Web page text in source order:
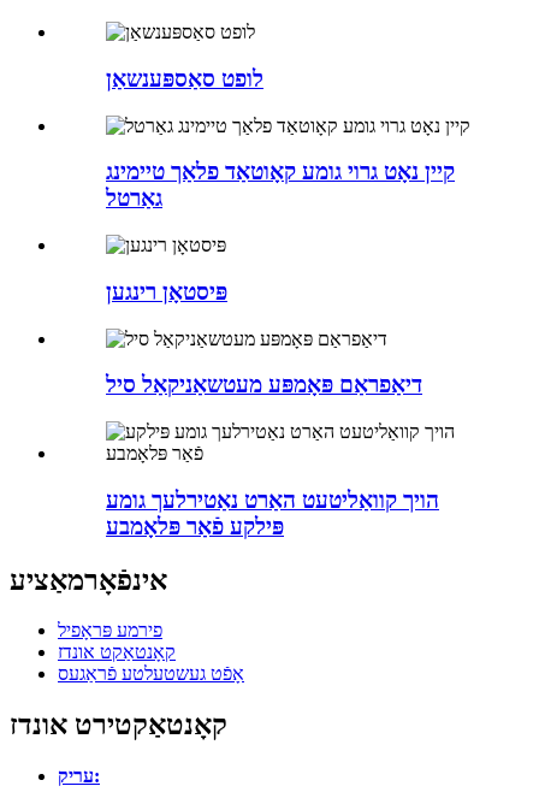
לופט סאַספּענשאַן
קיין נאָט גרוי גומע קאָוטאַד פלאַך טיימינג
גאַרטל
פּיסטאָן רינגען
דיאַפראַם פּאָמפּע מעטשאַניקאַל סיל
הויך קוואַליטעט האַרט נאַטירלעך גומע
פּילקע פֿאַר פּלאָמבע
אינפֿאָרמאַציע
פירמע פּראָפיל
קאָנטאַקט אונדז
אָפֿט געשטעלטע פֿראַגעס
קאָנטאַקטירט אונדז
עריק: